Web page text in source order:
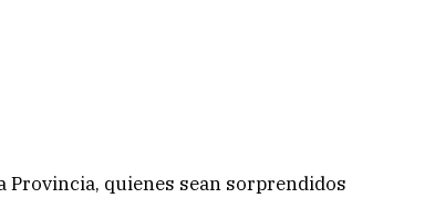
Provincia, quienes sean sorprendidos